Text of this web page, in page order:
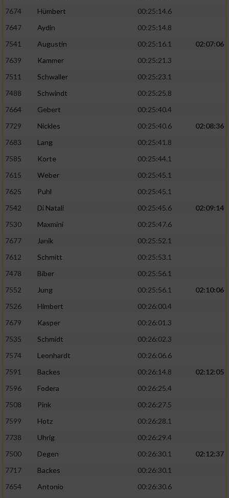
7674
Hümbert
00:25:14.6
7647
Aydin
00:25:14.8
7541
Augustin 00:25:16.1
02:07:06
7639
Kammer
00:25:21.3
7511
Schwaller
00:25:23.1
7488
Schwindt
00:25:25.8
7664
Gebert
00:25:40.4
7729
Nickles 00:25:40.6
02:08:36
7683
Lang
00:25:41.8
7585
Korte
00:25:44.1
7615
Weber
00:25:45.1
7625
Puhl
00:25:45.1
7542
Di Natali 00:25:45.6
02:09:14
7530
Maxmini
00:25:47.6
7677
Janik
00:25:52.1
7612
Schmitt
00:25:53.1
7478
Biber
00:25:56.1
7552
Jung 00:25:56.1
02:10:06
7526
Himbert
00:26:00.4
7679
Kasper
00:26:01.3
7535
Schmidt
00:26:02.3
7574
Leonhardt
00:26:06.6
7591
Backes 00:26:14.8
02:12:05
7596
Fodera
00:26:25.4
7508
Pink
00:26:27.5
7599
Hotz
00:26:28.1
7738
Uhrig
00:26:29.4
7500
Degen 00:26:30.1
02:12:37
7717
Backes
00:26:30.1
7654
Antonio
00:26:30.6